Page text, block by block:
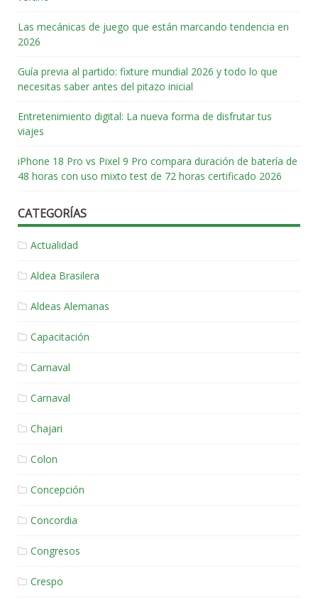
Las mecánicas de juego que están marcando tendencia en
2026
Guía previa al partido: fixture mundial 2026 y todo lo que
necesitas saber antes del pitazo inicial
Entretenimiento digital: La nueva forma de disfrutar tus
viajes
iPhone 18 Pro vs Pixel 9 Pro compara duración de batería de
48 horas con uso mixto test de 72 horas certificado 2026
CATEGORÍAS
Actualidad
Aldea Brasilera
Aldeas Alemanas
Capacitación
Carnaval
Carnaval
Chajari
Colon
Concepción
Concordia
Congresos
Crespo